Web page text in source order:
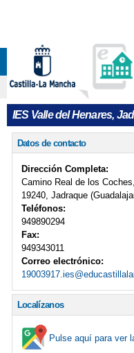
IES Valle del Henares,
Datos de contacto
Dirección Completa:
Camino Real de los
19240, Jadraque
Teléfonos:
949890294
Fax:
949343011
Correo electrónico:
Localízanos
Pulse aquí para ver